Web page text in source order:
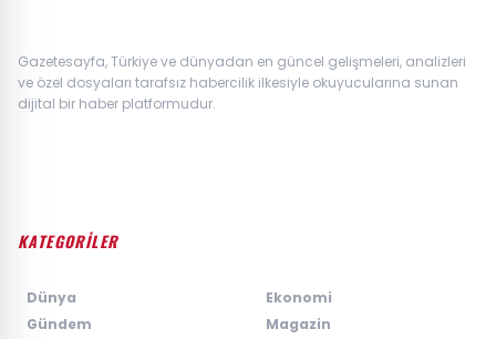
Gazetesayfa, Türkiye ve dünyadan en güncel gelişmeleri, analizleri
ve özel dosyaları tarafsız habercilik ilkesiyle okuyucularına sunan
dijital bir haber platformudur.
KATEGORİLER
Dünya
Ekonomi
Gündem
Magazin